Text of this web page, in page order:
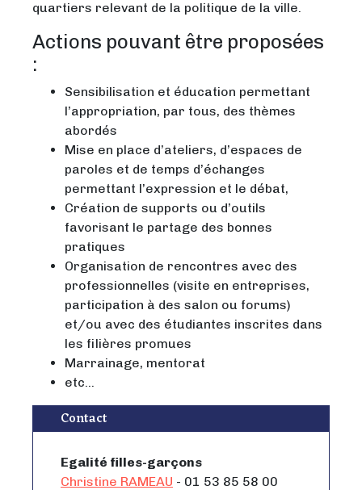
quartiers relevant de la politique de la ville.
Actions pouvant être proposées
:
Sensibilisation et éducation permettant
l’appropriation, par tous, des thèmes
abordés
Mise en place d’ateliers, d’espaces de
paroles et de temps d’échanges
permettant l’expression et le débat,
Création de supports ou d’outils
favorisant le partage des bonnes
pratiques
Organisation de rencontres avec des
professionnelles (visite en entreprises,
participation à des salon ou forums)
et/ou avec des étudiantes inscrites dans
les filières promues
Marrainage, mentorat
etc…
Contact
Egalité filles-garçons
Christine RAMEAU - 01 53 85 58 00